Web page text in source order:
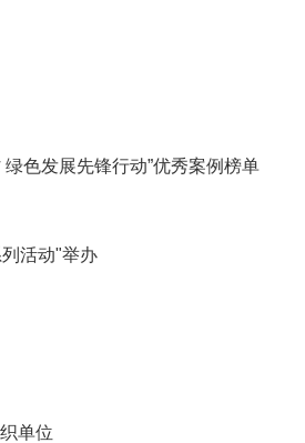
色发展先锋行动”优秀案例榜单
活动"举办
单位